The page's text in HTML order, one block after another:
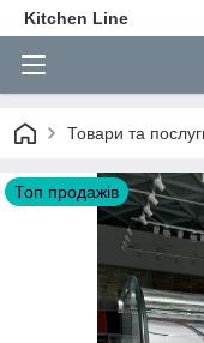
Kitchen Line
Товари та
Топ продажів